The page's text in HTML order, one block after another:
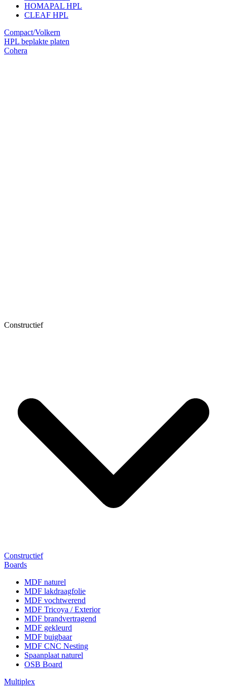
HOMAPAL HPL
CLEAF HPL
Compact/Volkern
HPL beplakte platen
Cohera
Constructief
Constructief
Boards
MDF naturel
MDF lakdraagfolie
MDF vochtwerend
MDF Tricoya / Exterior
MDF brandvertragend
MDF gekleurd
MDF buigbaar
MDF CNC Nesting
Spaanplaat naturel
OSB Board
Multiplex